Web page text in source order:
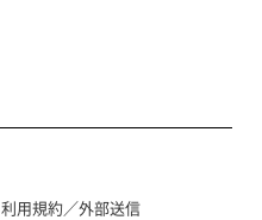
利用規約／外部送信